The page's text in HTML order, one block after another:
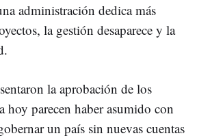
administración dedica más
la gestión desaparece y la
la aprobación de los
parecen haber asumido con
un país sin nuevas cuentas